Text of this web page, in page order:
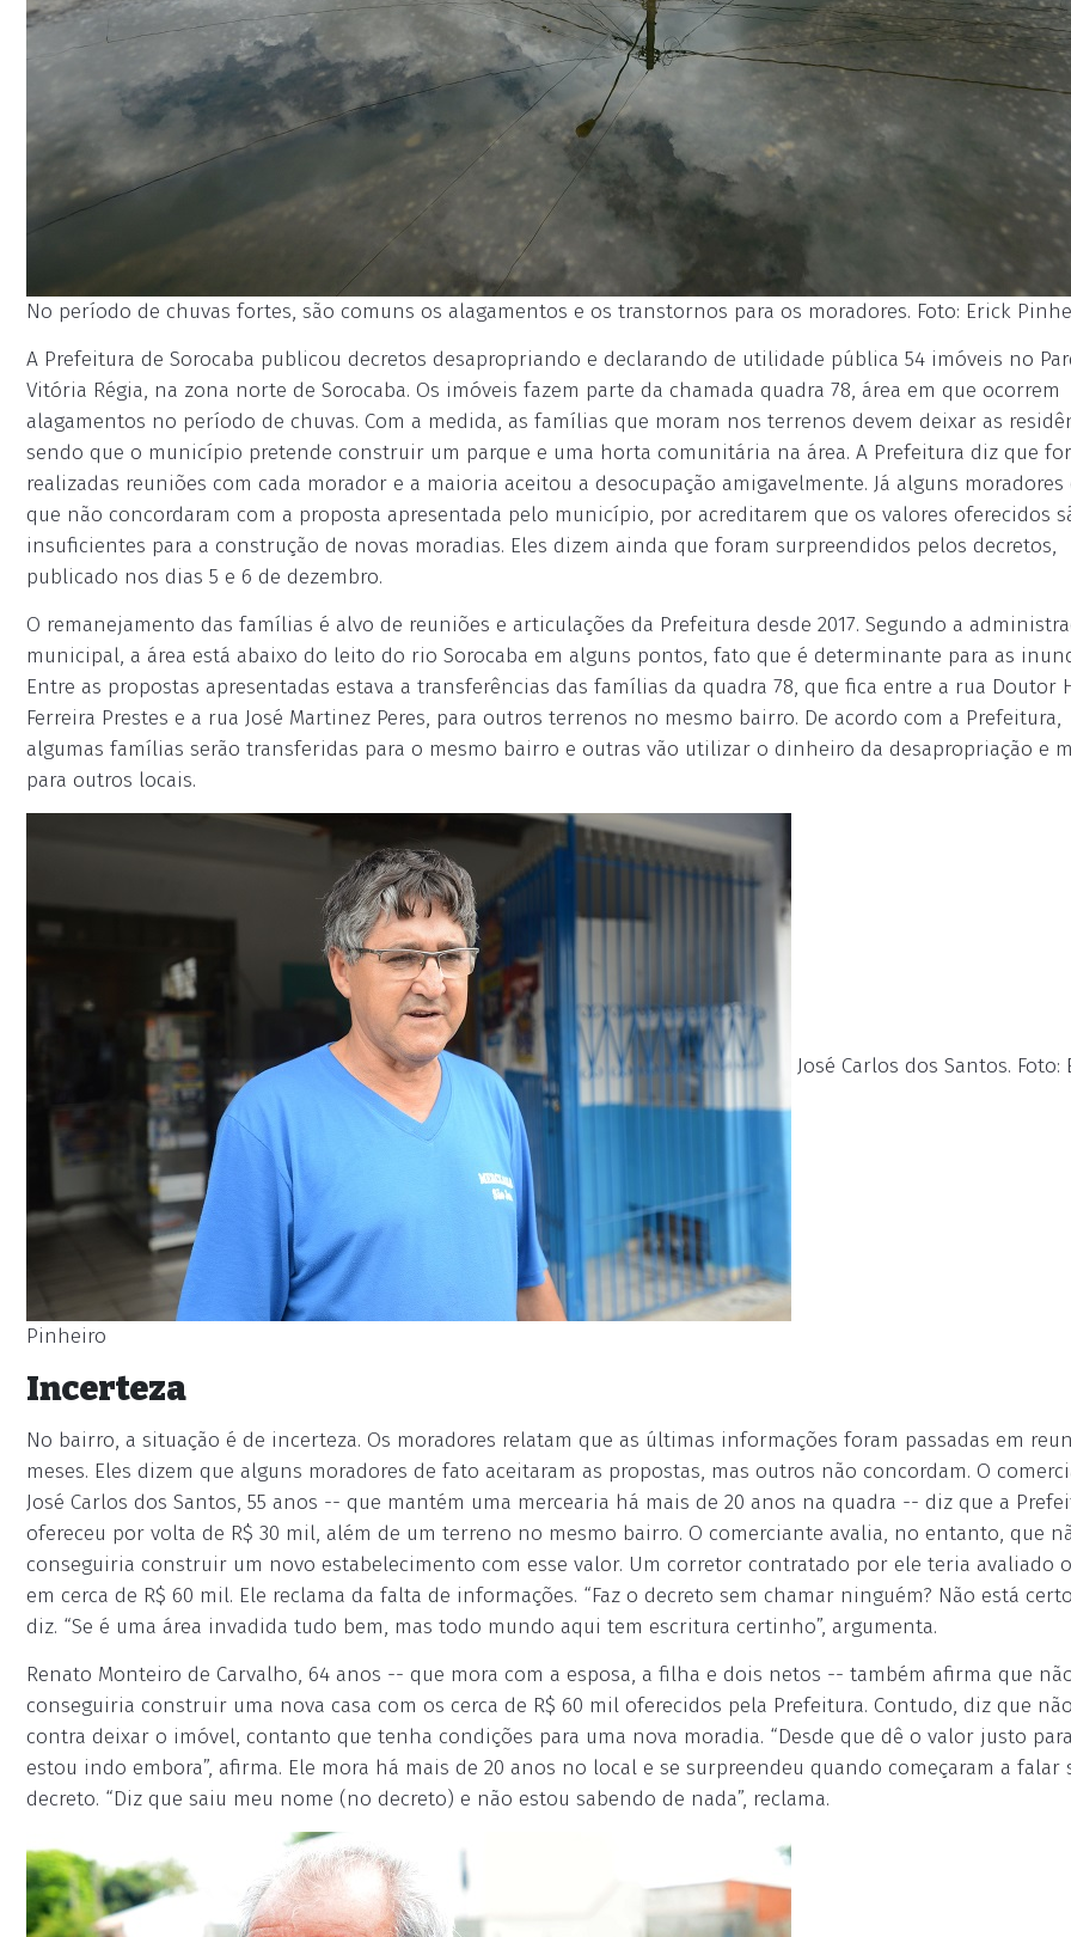
No período de chuvas fortes, são comuns os alagamentos e os transtornos para os moradores. Foto: Erick
A Prefeitura de Sorocaba publicou decretos desapropriando e declarando de utilidade pública 54 imóveis no
Vitória Régia, na zona norte de Sorocaba. Os imóveis fazem parte da chamada quadra 78, área em que ocorrem
alagamentos no período de chuvas. Com a medida, as famílias que moram nos terrenos devem deixar as
sendo que o município pretende construir um parque e uma horta comunitária na área. A Prefeitura diz que
realizadas reuniões com cada morador e a maioria aceitou a desocupação amigavelmente. Já alguns moradores
que não concordaram com a proposta apresentada pelo município, por acreditarem que os valores oferecidos
insuficientes para a construção de novas moradias. Eles dizem ainda que foram surpreendidos pelos decretos,
publicado nos dias 5 e 6 de dezembro.
O remanejamento das famílias é alvo de reuniões e articulações da Prefeitura desde 2017. Segundo a
municipal, a área está abaixo do leito do rio Sorocaba em alguns pontos, fato que é determinante para as
Entre as propostas apresentadas estava a transferências das famílias da quadra 78, que fica entre a rua Doutor
Ferreira Prestes e a rua José Martinez Peres, para outros terrenos no mesmo bairro. De acordo com a Prefeitura,
algumas famílias serão transferidas para o mesmo bairro e outras vão utilizar o dinheiro da desapropriação e
para outros locais.
José Carlos dos Santos. Foto:
Pinheiro
Incerteza
No bairro, a situação é de incerteza. Os moradores relatam que as últimas informações foram passadas em
meses. Eles dizem que alguns moradores de fato aceitaram as propostas, mas outros não concordam. O
José Carlos dos Santos, 55 anos -- que mantém uma mercearia há mais de 20 anos na quadra -- diz que a
ofereceu por volta de R$ 30 mil, além de um terreno no mesmo bairro. O comerciante avalia, no entanto, que
conseguiria construir um novo estabelecimento com esse valor. Um corretor contratado por ele teria avaliado
em cerca de R$ 60 mil. Ele reclama da falta de informações. “Faz o decreto sem chamar ninguém? Não está
diz. “Se é uma área invadida tudo bem, mas todo mundo aqui tem escritura certinho”, argumenta.
Renato Monteiro de Carvalho, 64 anos -- que mora com a esposa, a filha e dois netos -- também afirma que
conseguiria construir uma nova casa com os cerca de R$ 60 mil oferecidos pela Prefeitura. Contudo, diz que
contra deixar o imóvel, contanto que tenha condições para uma nova moradia. “Desde que dê o valor justo
estou indo embora”, afirma. Ele mora há mais de 20 anos no local e se surpreendeu quando começaram a falar
decreto. “Diz que saiu meu nome (no decreto) e não estou sabendo de nada”, reclama.